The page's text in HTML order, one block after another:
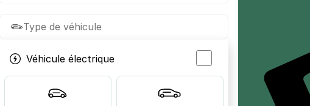
Type de véhicule
Véhicule électrique